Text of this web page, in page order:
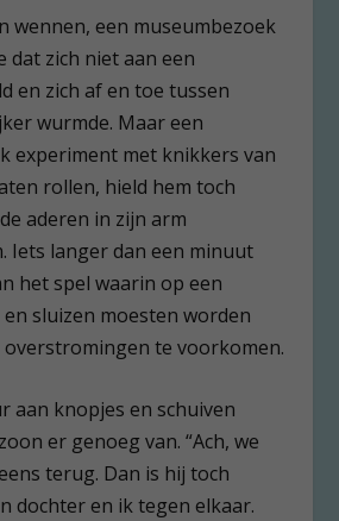
wennen, een museumbezoek
dat zich niet aan een
en zich af en toe tussen
wurmde. Maar een
experiment met knikkers van
rollen, hield hem toch
aderen in zijn arm
Iets langer dan een minuut
het spel waarin op een
sluizen moesten worden
overstromingen te voorkomen.
aan knopjes en schuiven
er genoeg van. “Ach, we
terug. Dan is hij toch
dochter en ik tegen elkaar.